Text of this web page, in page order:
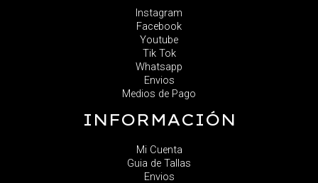
Instagram
Facebook
Youtube
Tik Tok
Whatsapp
Envios
Medios de Pago
INFORMACIÓN
Mi Cuenta
Guia de Tallas
Envios